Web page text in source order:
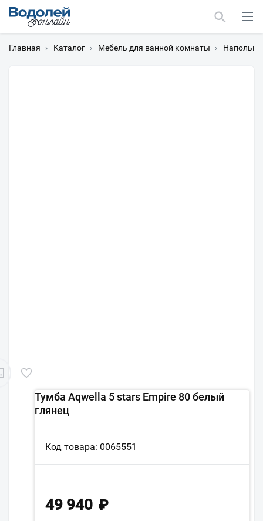
Главная › Каталог › Мебель для ванной комнаты ›
Тумба Aqwella 5 stars Empire 80 белый
глянец
Код товара: 0065551
49 940 ₽